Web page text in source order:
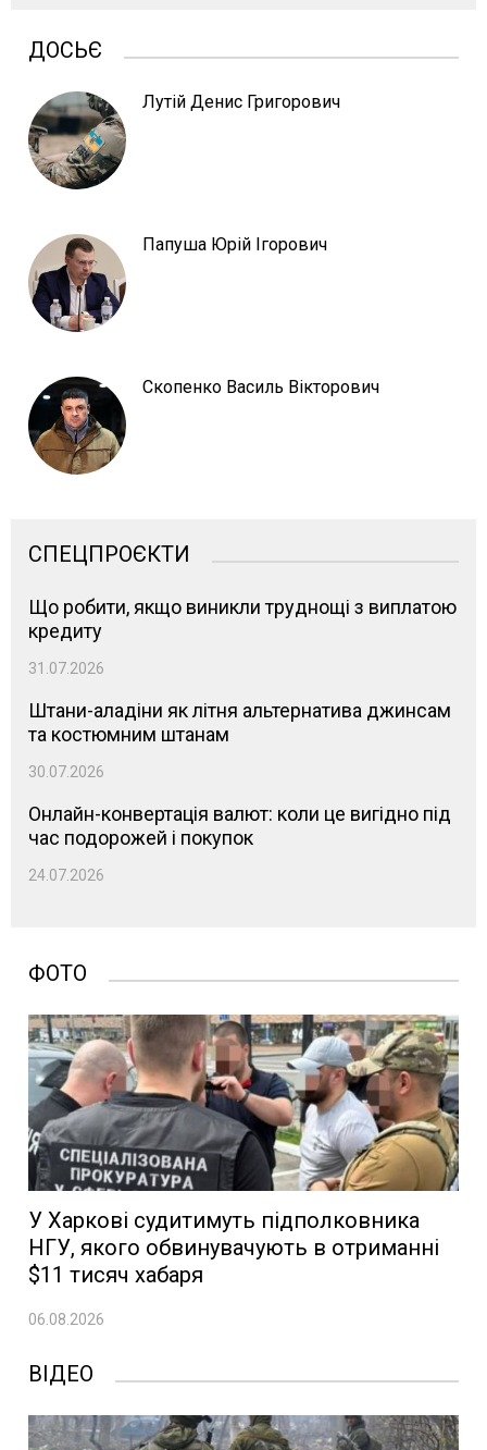
ДОСЬЄ
Лутій Денис Григорович
Папуша Юрій Ігорович
Скопенко Василь Вікторович
СПЕЦПРОЄКТИ
Що робити, якщо виникли труднощі з виплатою
кредиту
31.07.2026
Штани-аладіни як літня альтернатива джинсам
та костюмним штанам
30.07.2026
Онлайн-конвертація валют: коли це вигідно під
час подорожей і покупок
24.07.2026
ФОТО
У Харкові судитимуть підполковника
НГУ, якого обвинувачують в отриманні
$11 тисяч хабаря
06.08.2026
ВІДЕО